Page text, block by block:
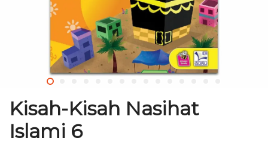
Kisah-Kisah Nasihat
Islami 6